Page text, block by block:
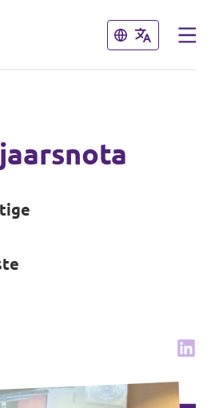
Sluiten
Sluiten